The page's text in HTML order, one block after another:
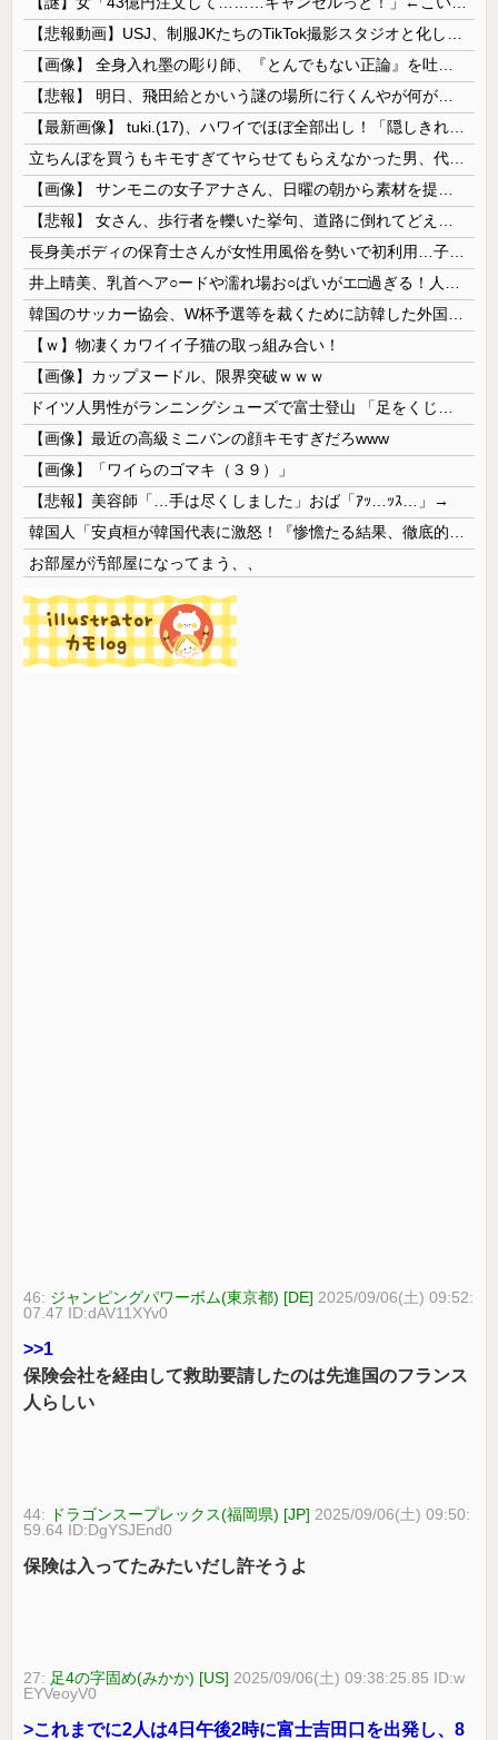
【ｗ】物凄くカワイイ子猫の取っ組み合い！
【画像】カップヌードル、限界突破ｗｗｗ
【画像】最近の高級ミニバンの顔キモすぎだろwww
【画像】「ワイらのゴマキ（３９）」
【悲報】美容師「…手は尽くしました」おば「ｱｯ…ｯｽ…」→
お部屋が汚部屋になってまう、、
46: ジャンピングパワーボム(東京都) [DE] 2025/09/06(土) 09:52:
07.47 ID:dAV11XYv0
>>1
保険会社を経由して救助要請したのは先進国のフランス
人らしい
44: ドラゴンスープレックス(福岡県) [JP] 2025/09/06(土) 09:50:
59.64 ID:DgYSJEnd0
保険は入ってたみたいだし許そうよ
27: 足4の字固め(みかか) [US] 2025/09/06(土) 09:38:25.85 ID:w
EYVeoyV0
>これまでに2人は4日午後2時に富士吉田口を出発し、8